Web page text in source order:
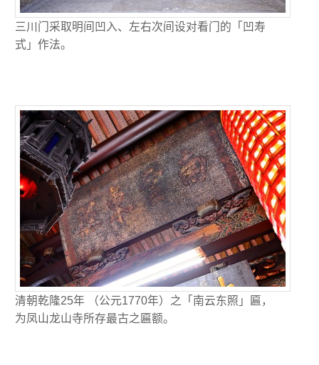
三川门采取明间凹入、左右次间设对看门的「凹寿
式」作法。
清朝乾隆25年 （公元1770年）之「南云东照」匾，
为凤山龙山寺所存最古之匾额。